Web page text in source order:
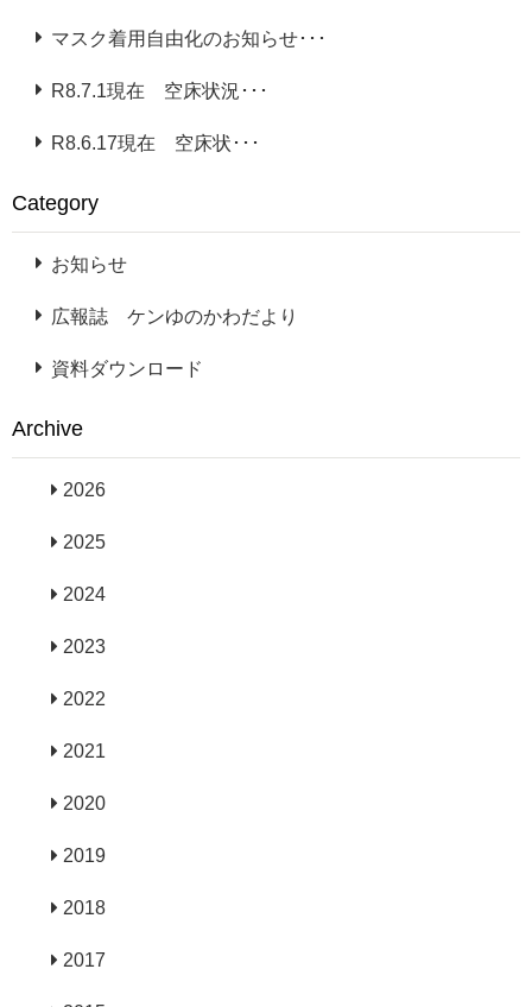
マスク着用自由化のお知らせ･･･
R8.7.1現在 空床状況･･･
R8.6.17現在 空床状･･･
Category
お知らせ
広報誌 ケンゆのかわだより
資料ダウンロード
Archive
2026
2025
2024
2023
2022
2021
2020
2019
2018
2017